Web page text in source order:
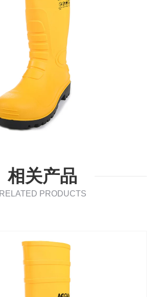
相关产品
RELATED PRODUCTS